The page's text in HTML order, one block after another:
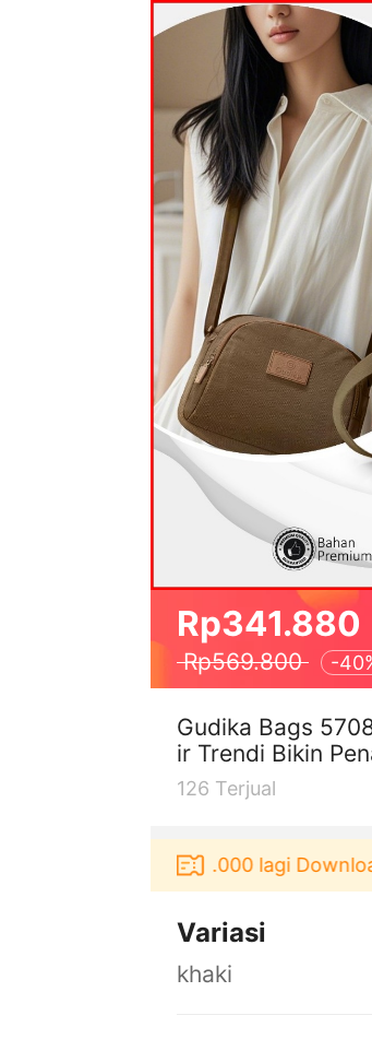
Rp341.880
Rp569.800 -
Gudika Bags
ir Trendi Bikin
126 Terjual
voucher Rp165.000 lagi Download &
Variasi
khaki